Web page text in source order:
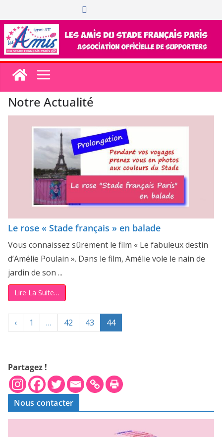
au
contenu
Notre Actualité
Le rose « Stade français » en balade
Vous connaissez sûrement le film « Le fabuleux destin
d’Amélie Poulain ». Dans le film, Amélie vole le nain de
jardin de son ...
Lire La Suite…
‹ 1 … 42 43 44
Partagez !
Nous contacter